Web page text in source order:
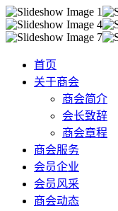
首页
关于商会
商会简介
会长致辞
商会章程
商会服务
会员企业
会员风采
商会动态